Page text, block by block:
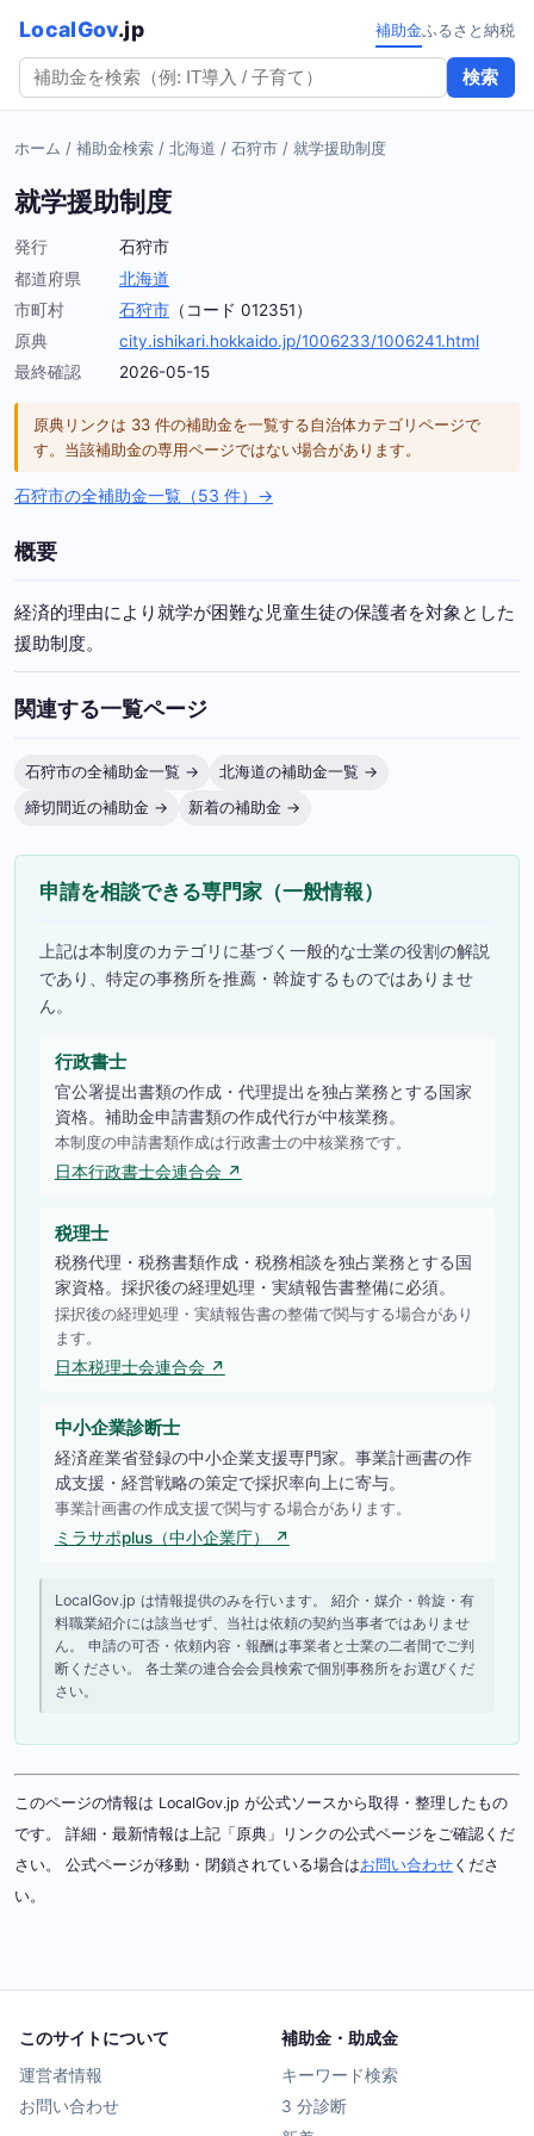
LocalGov.jp
検索
補助金ふるさと納税
ホーム / 補助金検索 / 北海道 / 石狩市 / 就学援助制度
就学援助制度
発行
石狩市
都道府県
北海道
市町村
石狩市 （コード 012351）
原典
city.ishikari.hokkaido.jp/1006233/1006241.html
最終確認
2026-05-15
原典リンクは 33 件の補助金を一覧する自治体カテゴリページで
す。当該補助金の専用ページではない場合があります。
石狩市の全補助金一覧（53 件）→
概要
経済的理由により就学が困難な児童生徒の保護者を対象とした
援助制度。
関連する一覧ページ
石狩市の全補助金一覧 →
北海道の補助金一覧 →
締切間近の補助金 →
新着の補助金 →
申請を相談できる専門家（一般情報）
上記は本制度のカテゴリに基づく一般的な士業の役割の解説
であり、特定の事務所を推薦・斡旋するものではありませ
ん。
行政書士
官公署提出書類の作成・代理提出を独占業務とする国家
資格。補助金申請書類の作成代行が中核業務。
本制度の申請書類作成は行政書士の中核業務です。
日本行政書士会連合会 ↗
税理士
税務代理・税務書類作成・税務相談を独占業務とする国
家資格。採択後の経理処理・実績報告書整備に必須。
採択後の経理処理・実績報告書の整備で関与する場合があり
ます。
日本税理士会連合会 ↗
中小企業診断士
経済産業省登録の中小企業支援専門家。事業計画書の作
成支援・経営戦略の策定で採択率向上に寄与。
事業計画書の作成支援で関与する場合があります。
ミラサポplus（中小企業庁） ↗
LocalGov.jp は情報提供のみを行います。 紹介・媒介・斡旋・有
料職業紹介には該当せず、当社は依頼の契約当事者ではありませ
ん。 申請の可否・依頼内容・報酬は事業者と士業の二者間でご判
断ください。 各士業の連合会会員検索で個別事務所をお選びくだ
さい。
このページの情報は LocalGov.jp が公式ソースから取得・整理したもの
です。 詳細・最新情報は上記「原典」リンクの公式ページをご確認くだ
さい。 公式ページが移動・閉鎖されている場合はお問い合わせ くださ
い。
このサイトについて
運営者情報
お問い合わせ
補助金・助成金
キーワード検索
3 分診断